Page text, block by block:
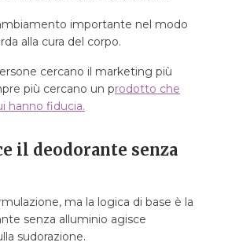
importante nel modo
alla cura del corpo.
cercano il marketing più
più cercano un prodotto che
hanno fiducia.
il deodorante senza
ma la logica di base è la
senza alluminio agisce
sudorazione.